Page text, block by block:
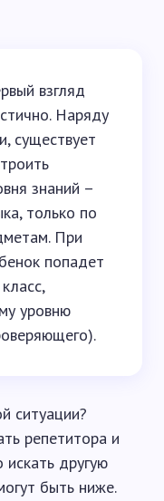
взгляд
Наряду
существует
знаний –
только по
При
попадет
уровню
ситуации?
репетитора и
другую
быть ниже.